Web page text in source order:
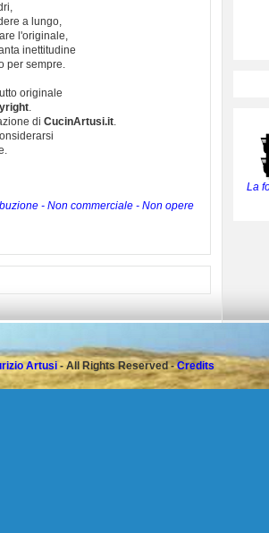
a lungo,
l'originale,
inettitudine
per sempre.
originale
.
di CucinArtusi.it.
- Non commerciale - Non opere
La
Artusi - All Rights Reserved -Credits